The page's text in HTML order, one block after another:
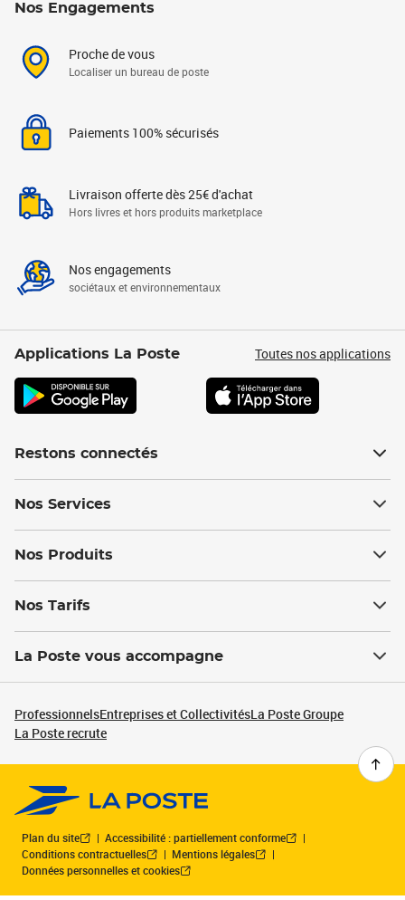
Nos Engagements
Proche de vous
Localiser un bureau de poste
Paiements 100% sécurisés
Livraison offerte dès 25€ d'achat
Hors livres et hors produits marketplace
Nos engagements
sociétaux et environnementaux
Applications La Poste Toutes nos applications
Restons connectés
Nos Services
Nos Produits
Nos Tarifs
La Poste vous accompagne
ProfessionnelsEntreprises et CollectivitésLa Poste Groupe
La Poste recrute
Plan du site
Accessibilité : partiellement conforme
Conditions contractuelles
Mentions légales
Données personnelles et cookies